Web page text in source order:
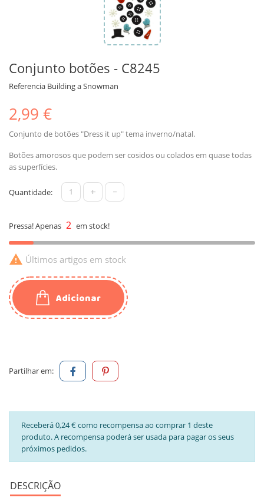
Conjunto botões - C8245
Referencia Building a Snowman
2,99 €
Conjunto de botões "Dress it up" tema inverno/natal.
Botões amorosos que podem ser cosidos ou colados em quase todas
as superfícies.
Quantidade: + -
Pressa! Apenas 2 em stock!
 Últimos artigos em stock
Adicionar
Partilhar em:
Receberá 0,24 € como recompensa ao comprar 1 deste
produto. A recompensa poderá ser usada para pagar os seus
próximos pedidos.
DESCRIÇÃO